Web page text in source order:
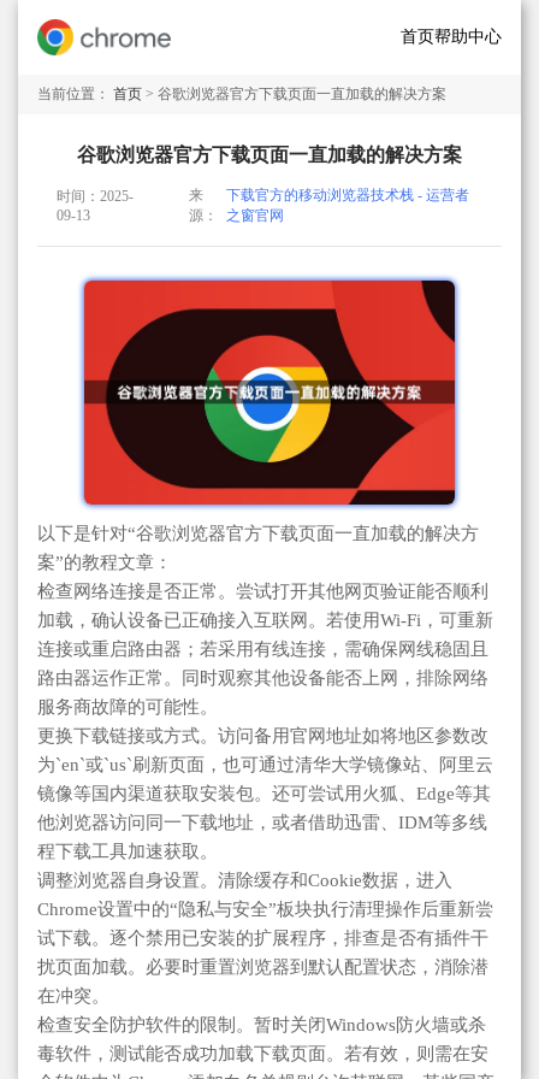
首页帮助中心
当前位置： 首页 > 谷歌浏览器官方下载页面一直加载的解决方案
谷歌浏览器官方下载页面一直加载的解决方案
时间：2025-
09-13
来
源：
下载官方的移动浏览器技术栈 - 运营者
之窗官网
以下是针对“谷歌浏览器官方下载页面一直加载的解决方
案”的教程文章：
检查网络连接是否正常。尝试打开其他网页验证能否顺利
加载，确认设备已正确接入互联网。若使用Wi-Fi，可重新
连接或重启路由器；若采用有线连接，需确保网线稳固且
路由器运作正常。同时观察其他设备能否上网，排除网络
服务商故障的可能性。
更换下载链接或方式。访问备用官网地址如将地区参数改
为`en`或`us`刷新页面，也可通过清华大学镜像站、阿里云
镜像等国内渠道获取安装包。还可尝试用火狐、Edge等其
他浏览器访问同一下载地址，或者借助迅雷、IDM等多线
程下载工具加速获取。
调整浏览器自身设置。清除缓存和Cookie数据，进入
Chrome设置中的“隐私与安全”板块执行清理操作后重新尝
试下载。逐个禁用已安装的扩展程序，排查是否有插件干
扰页面加载。必要时重置浏览器到默认配置状态，消除潜
在冲突。
检查安全防护软件的限制。暂时关闭Windows防火墙或杀
毒软件，测试能否成功加载下载页面。若有效，则需在安